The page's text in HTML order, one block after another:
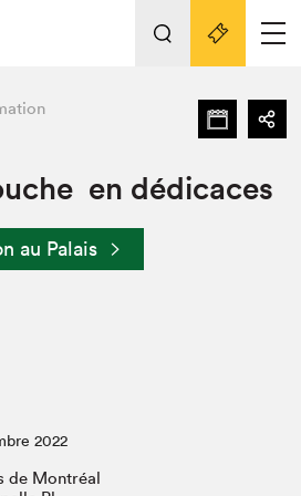
2022
Braindate
Nos activités
en dédicaces
au Palais
2022
de Montréal